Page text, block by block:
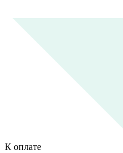
К оплате